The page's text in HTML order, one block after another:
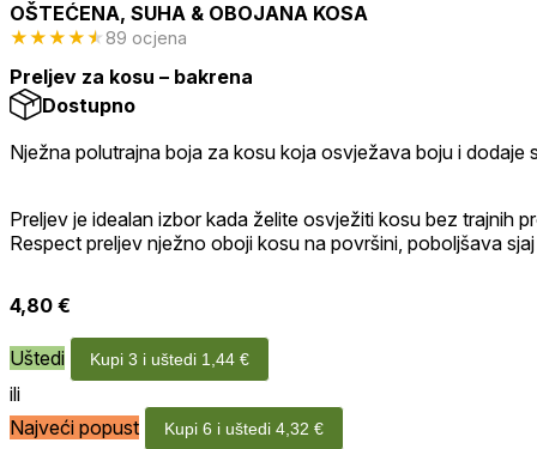
OŠTEĆENA, SUHA & OBOJANA KOSA
★★★★★ 89 ocjena
Preljev za kosu – bakrena
Dostupno
Nježna polutrajna boja za kosu koja osvježava boju i dodaje
Preljev je idealan izbor kada želite osvježiti kosu bez trajnih
Respect preljev nježno oboji kosu na površini, poboljšava
4,80 €
Uštedi Kupi 3 i uštedi 1,44 €
ili
Najveći popust
Kupi 6 i uštedi 4,32 €